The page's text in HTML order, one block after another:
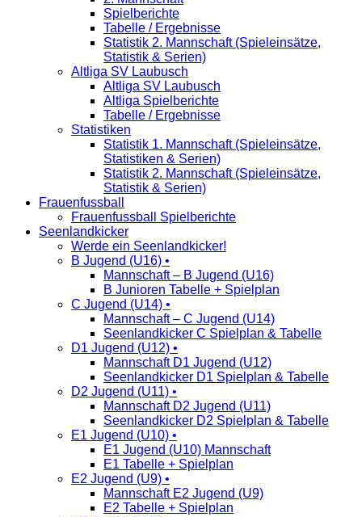
Spielberichte
Tabelle / Ergebnisse
Statistik 2. Mannschaft (Spieleinsätze,
Statistik & Serien)
Altliga SV Laubusch
Altliga SV Laubusch
Altliga Spielberichte
Tabelle / Ergebnisse
Statistiken
Statistik 1. Mannschaft (Spieleinsätze,
Statistiken & Serien)
Statistik 2. Mannschaft (Spieleinsätze,
Statistik & Serien)
Frauenfussball
Frauenfussball Spielberichte
Seenlandkicker
Werde ein Seenlandkicker!
B Jugend (U16) •
Mannschaft – B Jugend (U16)
B Junioren Tabelle + Spielplan
C Jugend (U14) •
Mannschaft – C Jugend (U14)
Seenlandkicker C Spielplan & Tabelle
D1 Jugend (U12) •
Mannschaft D1 Jugend (U12)
Seenlandkicker D1 Spielplan & Tabelle
D2 Jugend (U11) •
Mannschaft D2 Jugend (U11)
Seenlandkicker D2 Spielplan & Tabelle
E1 Jugend (U10) •
E1 Jugend (U10) Mannschaft
E1 Tabelle + Spielplan
E2 Jugend (U9) •
Mannschaft E2 Jugend (U9)
E2 Tabelle + Spielplan